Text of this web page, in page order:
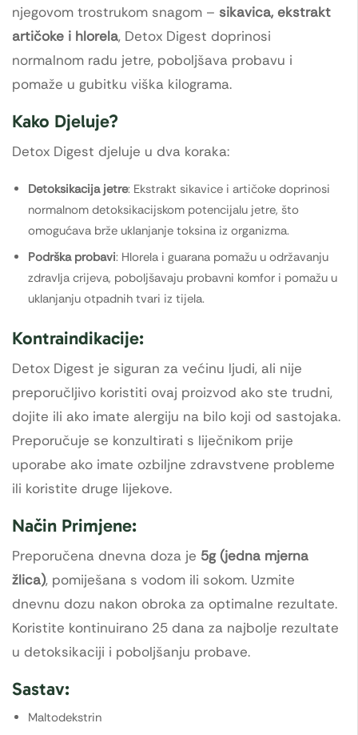
njegovom trostrukom snagom – sikavica, ekstrakt
artičoke i hlorela, Detox Digest doprinosi
normalnom radu jetre, poboljšava probavu i
pomaže u gubitku viška kilograma.
Kako Djeluje?
Detox Digest djeluje u dva koraka:
Detoksikacija jetre: Ekstrakt sikavice i artičoke doprinosi
normalnom detoksikacijskom potencijalu jetre, što
omogućava brže uklanjanje toksina iz organizma.
Podrška probavi: Hlorela i guarana pomažu u održavanju
zdravlja crijeva, poboljšavaju probavni komfor i pomažu u
uklanjanju otpadnih tvari iz tijela.
Kontraindikacije:
Detox Digest je siguran za većinu ljudi, ali nije
preporučljivo koristiti ovaj proizvod ako ste trudni,
dojite ili ako imate alergiju na bilo koji od sastojaka.
Preporučuje se konzultirati s liječnikom prije
uporabe ako imate ozbiljne zdravstvene probleme
ili koristite druge lijekove.
Način Primjene:
Preporučena dnevna doza je 5g (jedna mjerna
žlica), pomiješana s vodom ili sokom. Uzmite
dnevnu dozu nakon obroka za optimalne rezultate.
Koristite kontinuirano 25 dana za najbolje rezultate
u detoksikaciji i poboljšanju probave.
Sastav:
Maltodekstrin